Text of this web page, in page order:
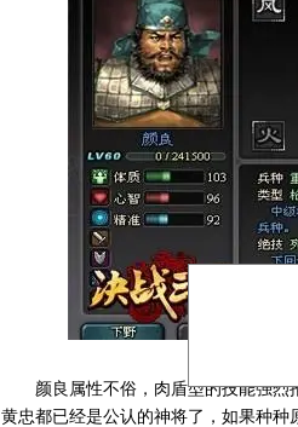
颜良属性不俗，肉盾型的技能强烈推
黄忠都已经是公认的神将了，如果种